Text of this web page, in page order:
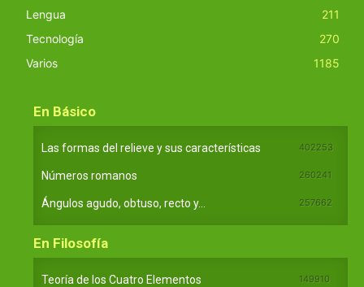
Lengua
211
Tecnología
270
Varios
1185
En Básico
Las formas del relieve y sus características 402253
Números romanos 260241
Ángulos agudo, obtuso, recto y... 257662
En Filosofía
Teoría de los Cuatro Elementos 149910